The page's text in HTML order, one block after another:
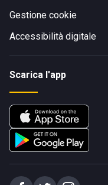
Gestione cookie
Accessibilità digitale
Scarica l'app